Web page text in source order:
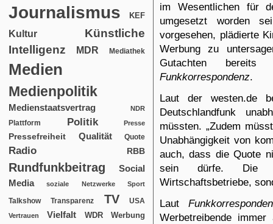
Journalismus KEF
Kultur
Künstliche
Intelligenz
MDR Mediathek
Medien
Medienpolitik
Medienstaatsvertrag NDR
Plattform Politik Presse
Pressefreiheit Qualität Quote
Radio RBB
Rundfunkbeitrag
Social
Media
soziale Netzwerke Sport
Talkshow Transparenz TV USA
Vertrauen Vielfalt WDR Werbung
im Wesentlichen für
umgesetzt worden
vorgesehen, plädierte
Werbung zu
Gutachten
Funkkorrespondenz.
Laut der westen.de
Deutschlandfunk
müssten. „Zudem
Unabhängigkeit von
auch, dass die Quote
sein dürfe. Die
Wirtschaftsbetriebe,
Laut
Werbetreibende